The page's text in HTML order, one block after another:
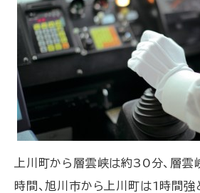
る
上川町から層雲峡は約30分、層
時間、旭川市から上川町は1時間強